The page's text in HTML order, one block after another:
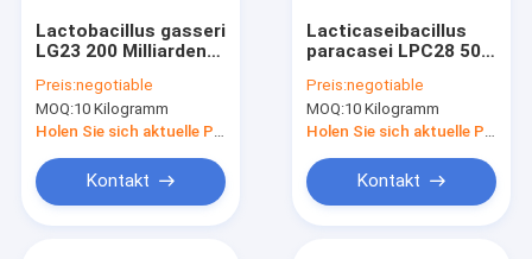
Treten Sie mit uns in Verbindung
Fordern Sie ein Zitat
Lactobacillus gasseri
LG23 200 Milliarden
Vegan/Allergenfrei/Glutenfrei/Milchfrei
Preis:negotiable
MOQ:10 Kilogramm
Holen Sie sich aktuelle Preis
Kontakt
Lacticaseibacillus
paracasei LPC28 500
Vegan/Allergenfrei/
Preis:negotiable
MOQ:10 Kilogramm
Holen Sie sich aktuelle Preis
Kontakt